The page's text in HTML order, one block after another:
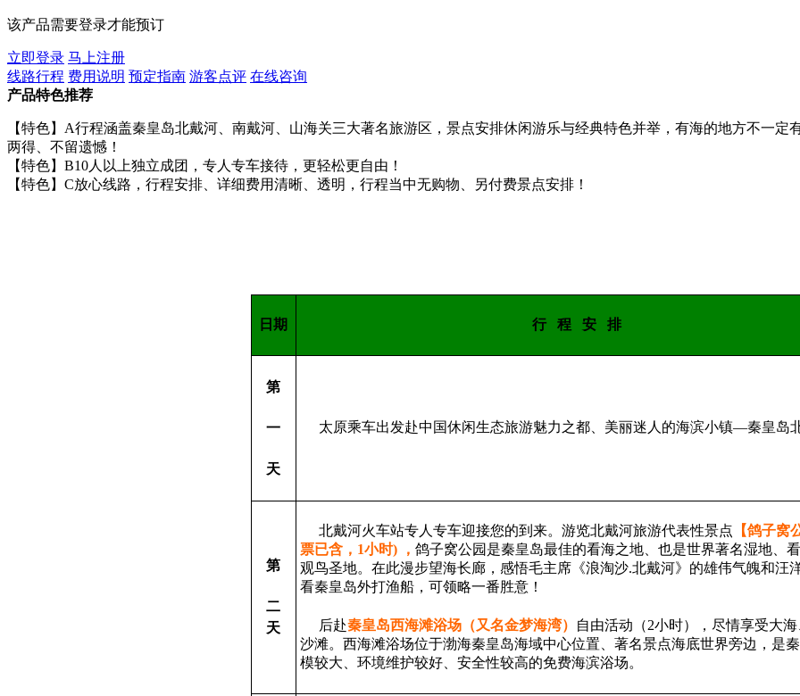
该产品需要登录才能预订
立即登录 马上注册
线路行程 费用说明 预定指南 游客点评 在线咨询
产品特色推荐
【特色】A行程涵盖秦皇岛北戴河、南戴河、山海关三大著名旅游区，景点安排休闲游乐与经典特色并举，有海的地方不一
两得、不留遗憾！
【特色】B10人以上独立成团，专人专车接待，更轻松更自由！
【特色】C放心线路，行程安排、详细费用清晰、透明，行程当中无购物、另付费景点安排！
日期 行 程 安 排
第
一
天
太原乘车出发赴中国休闲生态旅游魅力之都、美丽迷人的海滨小镇—秦皇岛
第
二
天
北戴河火车站专人专车迎接您的到来。 游览北戴河旅游代表性景点 【鸽子窝
票已含， 1小时) ， 鸽子窝公园是秦皇岛最佳的看海之地、也是世界著名湿地、
观鸟圣地。在此漫步望海长廊，感悟毛主席《浪淘沙.北戴河》的雄伟气魄和汪
看秦皇岛外打渔船，可领略一番胜意！
后赴秦皇岛西海滩浴场（又名金梦海湾） 自由活动（2小时），尽情享受大
沙滩。西海滩浴场位于渤海秦皇岛海域中心位置、著名景点海底世界旁边，是
模较大、环境维护较好、安全性较高的免费海滨浴场。